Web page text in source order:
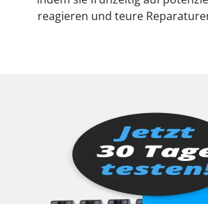
reagieren und teure